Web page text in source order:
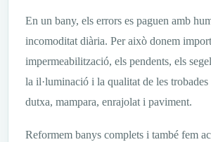
En un bany, els errors es paguen amb
incomoditat diària. Per això donem
impermeabilització, els pendents, els
la il·luminació i la qualitat de les trobades
dutxa, mampara, enrajolat i paviment.
Reformem banys complets i també fem